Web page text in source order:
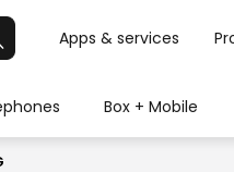
Apps & services
Box + Mobile